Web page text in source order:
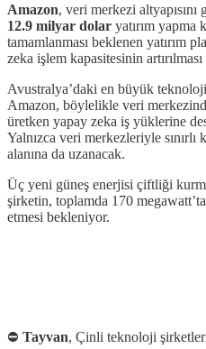
Amazon, veri merkezi
12.9 milyar dolar yatırım yapma
tamamlanması beklenen yatırım
zeka işlem kapasitesinin
Avustralya’daki en büyük teknoloji
Amazon, böylelikle veri
üretken yapay zeka iş yüklerine
Yalnızca veri merkezleriyle sınırlı
alanına da uzanacak.
Üç yeni güneş enerjisi çiftliği
şirketin, toplamda 170
etmesi bekleniyor.
⛔️ Tayvan, Çinli teknoloji